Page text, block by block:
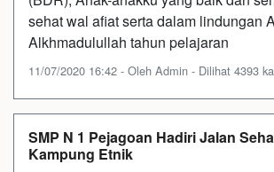
sehat wal afiat serta dalam lindungan
Alkhmadulullah tahun pelajaran
11/07/2020 16:42 - Oleh Admin - Dilihat 4393
SMP N 1 Pejagoan Hadiri Jalan
Kampung Etnik